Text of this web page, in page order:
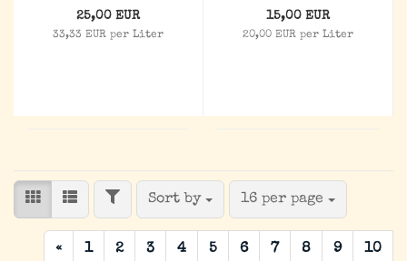
25,00 EUR
33,33 EUR per Liter
15,00 EUR
20,00 EUR per Liter
FILTERSort by
Sort by 16 per page
per page
« 1 2 3 4 5 6 7 8 9 10